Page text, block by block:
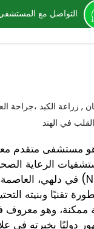
التواصل مع
في الهند
مستشفى متقدم
تقنيًا وبنيته
دوليًا بخبرته في